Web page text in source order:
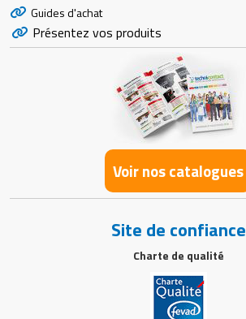
Guides d'achat
Présentez vos produits
Voir nos catalogues
Site de confiance
Charte de qualité